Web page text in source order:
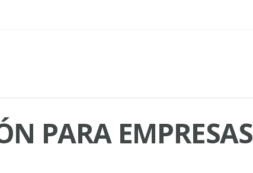
PARA EMPRESAS